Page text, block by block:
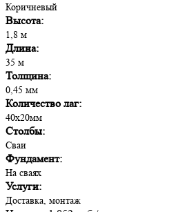
Коричневый
Высота:
1,8 м
Длина:
35 м
Толщина:
0,45 мм
Количество лаг:
40х20мм
Столбы:
Сваи
Фундамент:
На сваях
Услуги:
Доставка, монтаж